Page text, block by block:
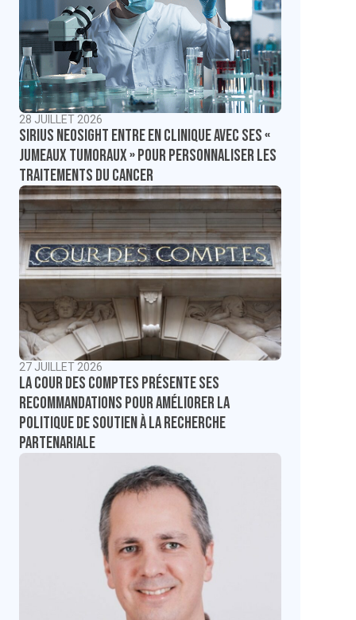
28 JUILLET 2026
Sirius NeoSight entre en clinique avec ses «
jumeaux tumoraux » pour personnaliser les
traitements du cancer
27 JUILLET 2026
La Cour des comptes présente ses
recommandations pour améliorer la
politique de soutien à la recherche
partenariale